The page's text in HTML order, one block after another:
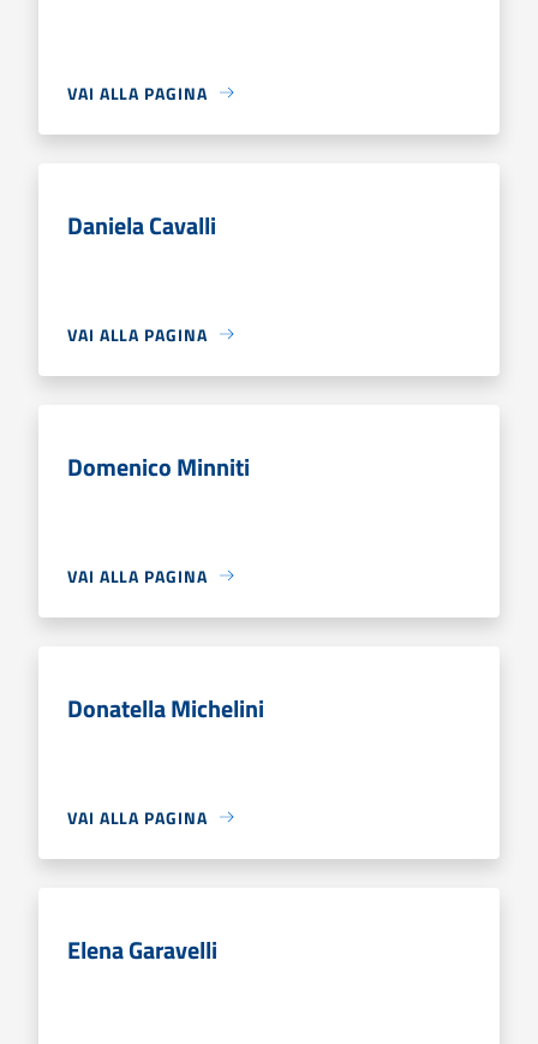
VAI ALLA PAGINA
Daniela Cavalli
VAI ALLA PAGINA
Domenico Minniti
VAI ALLA PAGINA
Donatella Michelini
VAI ALLA PAGINA
Elena Garavelli